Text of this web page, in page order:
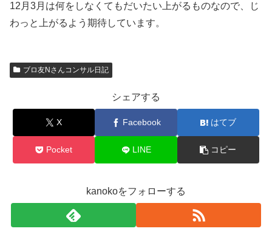
12月3月は何をしなくてもだいたい上がるものなので、じ
わっと上がるよう期待しています。
ブロ友Nさんコンサル日記
シェアする
X Facebook はてブ
Pocket LINE コピー
kanokoをフォローする